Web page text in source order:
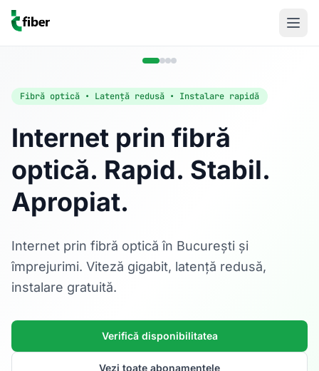
Fibră optică • Latență redusă • Instalare rapidă
Internet prin fibră
optică. Rapid. Stabil.
Apropiat.
Internet prin fibră optică în București și
împrejurimi. Viteză gigabit, latență redusă,
instalare gratuită.
Verifică disponibilitatea
Vezi toate abonamentele
Acasă
Internet Rezidențial
Fibră optică până la 1 Gbps, direct în casa ta.